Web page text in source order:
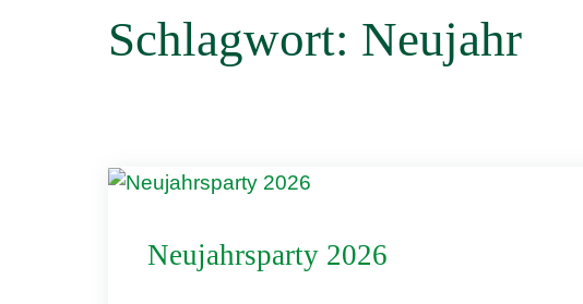
Schlagwort: Neujahr
Neujahrsparty 2026